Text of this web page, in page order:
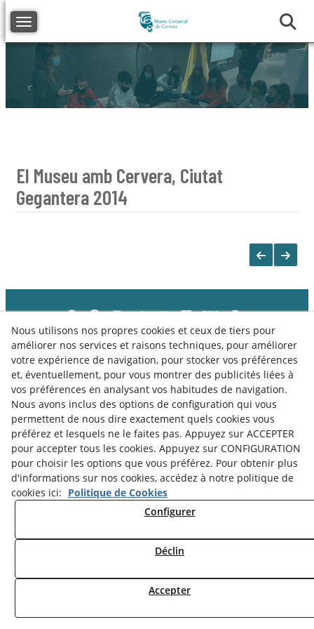
Toggle navigation
El Museu amb Cervera, Ciutat
Gegantera 2014
Notice Légale
Politique de Cookies
Politique de Confidentialité
Nous utilisons nos propres cookies et ceux de tiers pour
améliorer nos services et raisons techniques, pour améliorer
votre expérience de navigation, pour stocker vos préférences
et, éventuellement, pour vous montrer des publicités liées à
vos préférences en analysant vos habitudes de navigation.
Nous avons inclus des options de configuration qui vous
permettent de nous dire exactement quels cookies vous
préférez et lesquels ne le faites pas. Appuyez sur ACCEPTER
pour accepter tous les cookies. Appuyez sur CONFIGURATION
pour choisir les options que vous préférez. Pour obtenir plus
d'informations sur nos cookies, accédez à notre politique de
cookies ici: Politique de Cookies
Configurer
Déclin
Accepter